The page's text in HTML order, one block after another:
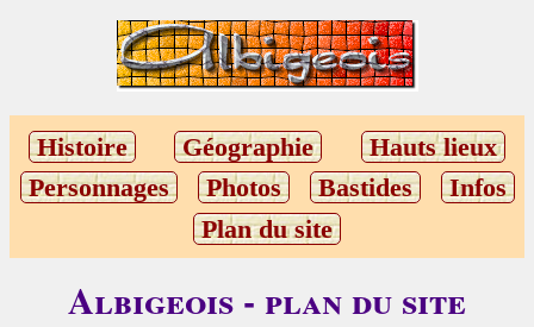
Histoire Géographie
Hauts lieux
Personnages
Photos Bastides
Infos
Plan du site
Albigeois - plan du site